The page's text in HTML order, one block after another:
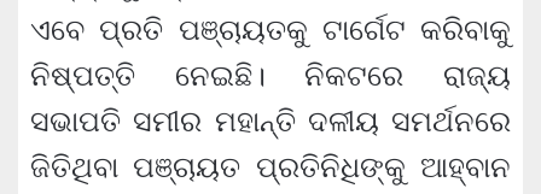
ଏବେ ପ୍ରତି ପଞ୍ଚାୟତକୁ ଟାର୍ଗେଟ କରିବାକୁ
ନିଷ୍ପତ୍ତି ନେଇଛି। ନିକଟରେ ରାଜ୍ୟ
ସଭାପତି ସମୀର ମହାନ୍ତି ଦଳୀୟ ସମର୍ଥନରେ
ଜିତିଥିବା ପଞ୍ଚାୟତ ପ୍ରତିନିଧିଙ୍କୁ ଆହ୍ବାନ